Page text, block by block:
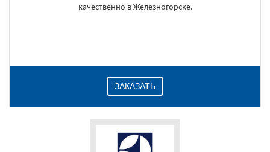
качественно в Железногорске.
ЗАКАЗАТЬ